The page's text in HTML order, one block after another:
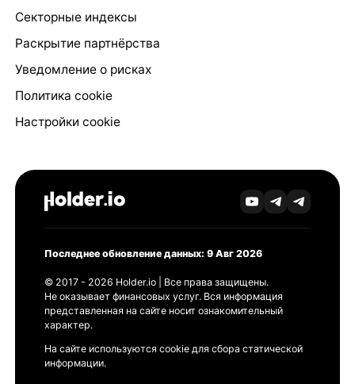
Секторные индексы
Раскрытие партнёрства
Уведомление о рисках
Политика cookie
Настройки cookie
Последнее обновление данных: 9 Авг 2026
© 2017 - 2026 Holder.io | Все права защищены.
Не оказывает финансовых услуг. Вся информация
представленная на сайте носит ознакомительный
характер.
На сайте используются cookie для сбора статической
информации.